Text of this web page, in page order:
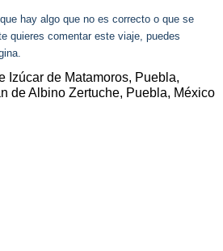
hay algo que no es correcto o que se
quieres comentar este viaje, puedes
Izúcar de Matamoros, Puebla,
de Albino Zertuche, Puebla, México